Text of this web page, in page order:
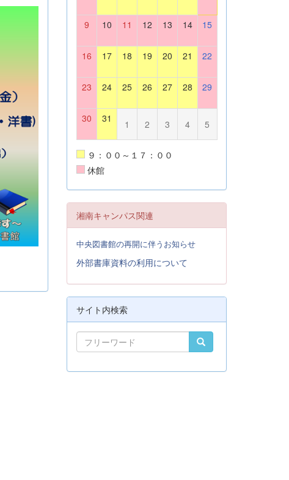
9 10 11 12 13 14 15
16 17 18 19 20 21 22
23 24 25 26 27 28 29
30 31 1 2 3 4 5
９：００～１７：００
休館
湘南キャンパス関連
中央図書館の再開に伴うお知らせ
外部書庫資料の利用について
サイト内検索